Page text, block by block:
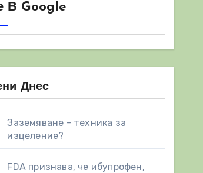
В Google
Днес
Заземяване - техника за
изцеление?
FDA признава, че ибупрофен,